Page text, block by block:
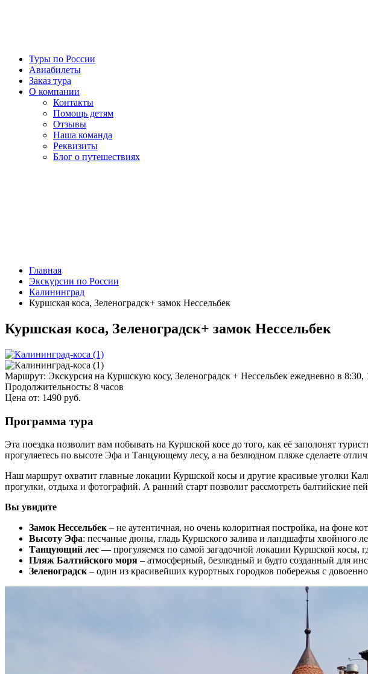
Туры по России
Авиабилеты
Заказ тура
О компании
Контакты
Помощь детям
Отзывы
Наша команда
Реквизиты
Блог о путешествиях
Главная
Экскурсии по России
Калининград
Куршская коса, Зеленоградск+ замок Нессельбек
Куршская коса, Зеленоградск+ замок Нессельбек
Маршрут: Экскурсия на Куршскую косу, Зеленоградск + Нессельбек ежедневно в 8:30,
Продолжительность: 8 часов
Цена от: 1490 руб.
Программа тура
Эта поездка позволит вам побывать на Куршской косе до того, как её заполонят
прогуляетесь по высоте Эфа и Танцующему лесу, а на безлюдном пляже сделаете
Наш маршрут охватит главные локации Куршской косы и другие красивые уголки
прогулки, отдыха и фотографий. А ранний старт позволит рассмотреть балтийские
Вы увидите
Замок Нессельбек – не аутентичная, но очень колоритная постройка, на фоне
Высоту Эфа: песчаные дюны, гладь Куршского залива и ландшафты хвойного
Танцующий лес — прогуляемся по самой загадочной локации Куршской косы,
Пляж Балтийского моря – атмосферный, безлюдный и будто созданный для
Зеленоградск – один из красивейших курортных городков побережья с